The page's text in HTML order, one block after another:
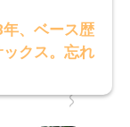
、ベース歴
クス。忘れ